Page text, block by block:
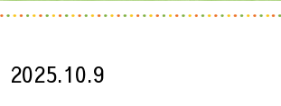
2025.10.9